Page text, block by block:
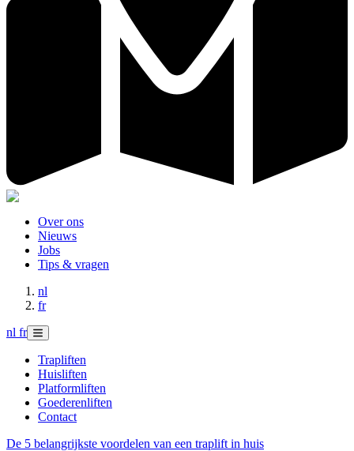
Over ons
Nieuws
Jobs
Tips & vragen
nl
fr
nl fr
Trapliften
Huisliften
Platformliften
Goederenliften
Contact
De 5 belangrijkste voordelen van een traplift in huis